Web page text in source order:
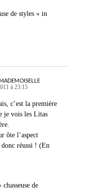
de styles » in
à 23:15
c’est la première
je vois les Litas
ôte l’aspect
donc réussi ! (En
de